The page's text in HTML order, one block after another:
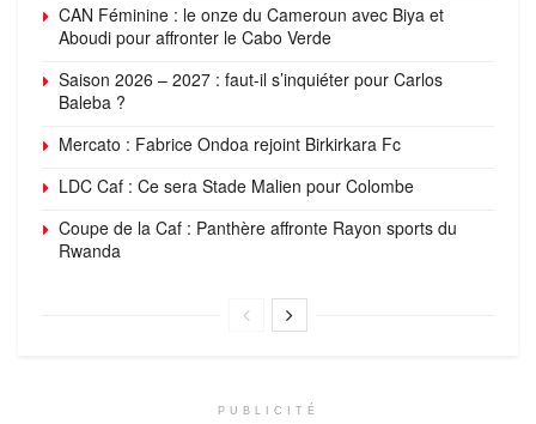
CAN Féminine : le onze du Cameroun avec Biya et
Aboudi pour affronter le Cabo Verde
Saison 2026 – 2027 : faut-il s’inquiéter pour Carlos
Baleba ?
Mercato : Fabrice Ondoa rejoint Birkirkara Fc
LDC Caf : Ce sera Stade Malien pour Colombe
Coupe de la Caf : Panthère affronte Rayon sports du
Rwanda
PUBLICITÉ